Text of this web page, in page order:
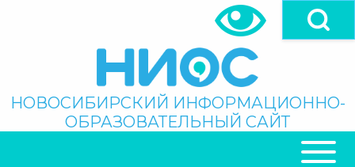
Поиск
НОВОСИБИРСКИЙ ИНФОРМАЦИОННО-
ОБРАЗОВАТЕЛЬНЫЙ САЙТ